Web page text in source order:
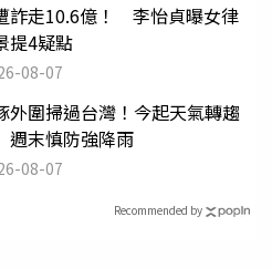
詐走10.6億！ 李怡貞曝女律
提4疑點
08-07
外圍掃過台灣！今起天氣轉趨
末慎防強降雨
08-07
Recommended by